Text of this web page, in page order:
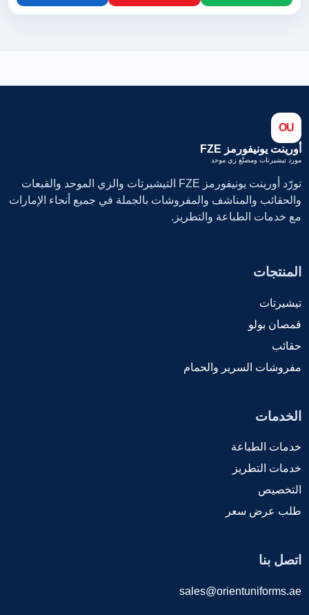
OU
أورينت يونيفورمز FZE
مورد تيشيرتات ومصنّع زي موحد
تورّد أورينت يونيفورمز FZE التيشيرتات والزي الموحد والقبعات
والحقائب والمناشف والمفروشات بالجملة في جميع أنحاء الإمارات
مع خدمات الطباعة والتطريز.
المنتجات
تيشيرتات
قمصان بولو
حقائب
مفروشات السرير والحمام
الخدمات
خدمات الطباعة
خدمات التطريز
التخصيص
طلب عرض سعر
اتصل بنا
sales@orientuniforms.ae